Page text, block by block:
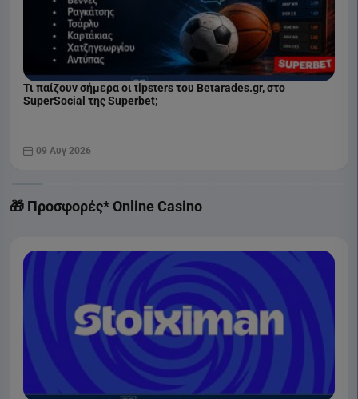
Τι παίζουν σήμερα οι tipsters του Betarades.gr, στο
SuperSocial της Superbet;
09 Αυγ 2026
🎁 Προσφορές* Online Casino